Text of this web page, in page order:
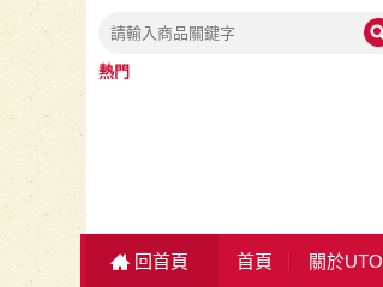
熱門
回首頁 首頁 關於UTO